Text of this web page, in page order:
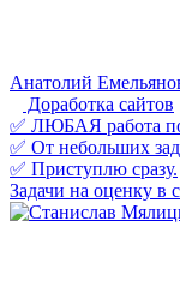
Анатолий
Доработка сайтов
✅ ЛЮБАЯ работа
✅ От небольших
✅ Приступлю сразу.
Задачи на оценку в